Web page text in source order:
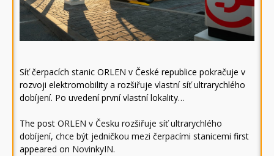
Síť čerpacích stanic ORLEN v České republice pokračuje v
rozvoji elektromobility a rozšiřuje vlastní síť ultrarychlého
dobíjení. Po uvedení první vlastní lokality…
The post ORLEN v Česku rozšiřuje síť ultrarychlého
dobíjení, chce být jedničkou mezi čerpacími stanicemi first
appeared on NovinkyIN.